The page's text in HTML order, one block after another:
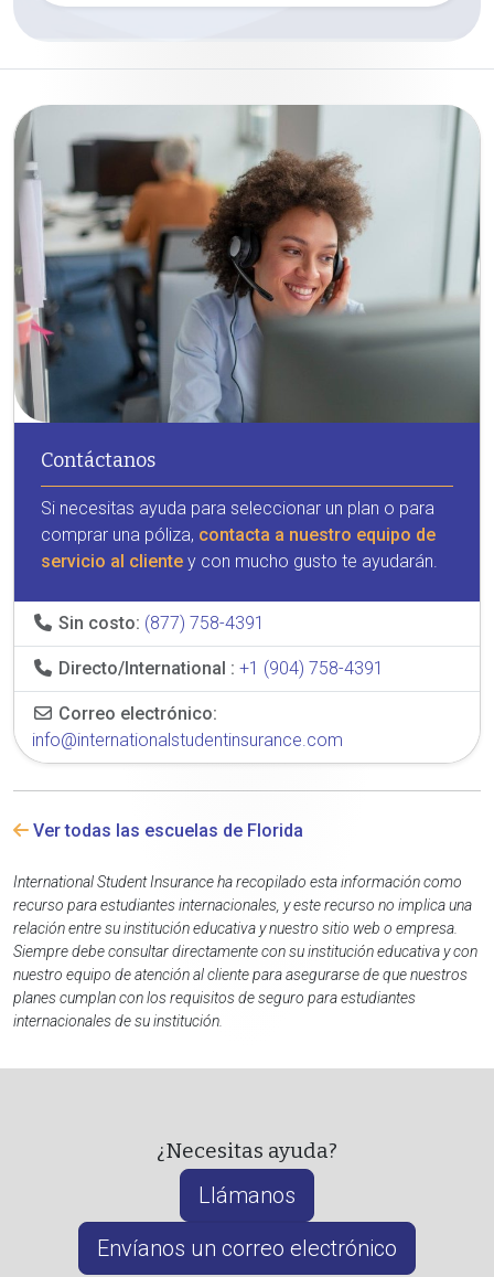
Contáctanos
Si necesitas ayuda para seleccionar un plan o para
comprar una póliza, contacta a nuestro equipo de
servicio al cliente y con mucho gusto te ayudarán.
Sin costo: (877) 758-4391
Directo/International : +1 (904) 758-4391
Correo electrónico:
info@internationalstudentinsurance.com
Ver todas las escuelas de Florida
International Student Insurance ha recopilado esta información como
recurso para estudiantes internacionales, y este recurso no implica una
relación entre su institución educativa y nuestro sitio web o empresa.
Siempre debe consultar directamente con su institución educativa y con
nuestro equipo de atención al cliente para asegurarse de que nuestros
planes cumplan con los requisitos de seguro para estudiantes
internacionales de su institución.
¿Necesitas ayuda?
Llámanos
Envíanos un correo electrónico